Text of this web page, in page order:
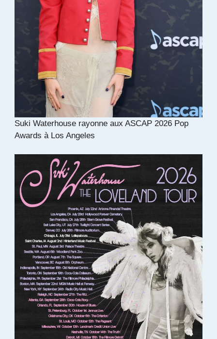
Suki Waterhouse rayonne aux ASCAP 2026 Pop
Awards à Los Angeles